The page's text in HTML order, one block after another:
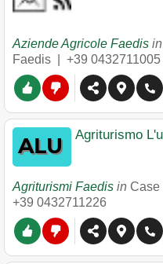
Aziende Agricole Faedis in
Faedis
+39 0432711005
Agriturismo
Agriturismi Faedis in Case
+39 0432711226